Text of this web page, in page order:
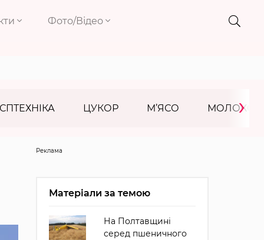
Фото/Відео
ЦУКОР М’ЯСО МОЛОКО
›
Реклама
Матеріали за темою
На Полтавщині
серед пшеничного